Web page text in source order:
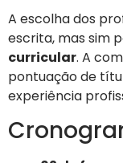
A escolha dos
escrita, mas sim
curricular. A
pontuação de
experiência